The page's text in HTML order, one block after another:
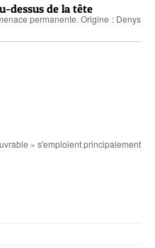
dessus de la tête
permanente. Origine : Denys
» s'emploient principalement